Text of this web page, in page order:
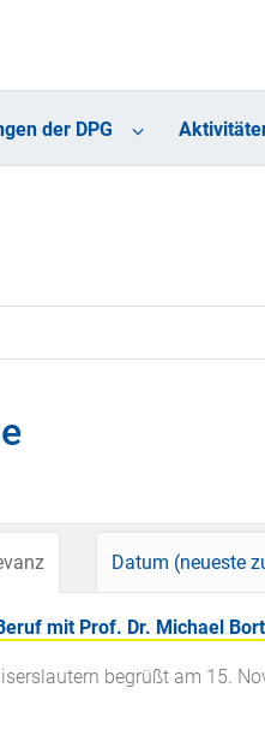
der DPG
Datum (neueste
mit Prof. Dr. Michael
begrüßt am 15.